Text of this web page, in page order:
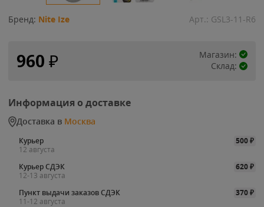
Бренд: Nite Ize Арт.: GSL3-11-R6
960 ₽
Магазин:
Склад:
Информация о доставке
Доставка в Москва
Курьер 500₽
12 августа
Курьер СДЭК
620₽
12-13 августа
Пункт выдачи заказов СДЭК
370₽
11-12 августа